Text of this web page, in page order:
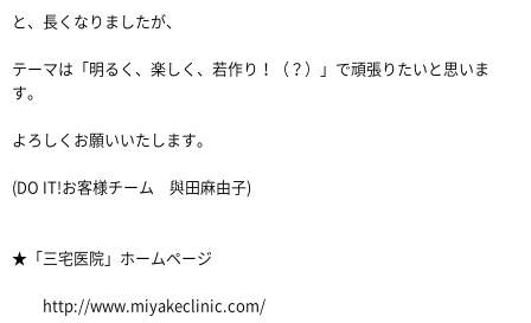
と、長くなりましたが、
テーマは「明るく、楽しく、若作り！（？）」で頑張りたいと思いま
す。
よろしくお願いいたします。
(DO IT!お客様チーム 與田麻由子)
★「三宅医院」ホームページ
http://www.miyakeclinic.com/